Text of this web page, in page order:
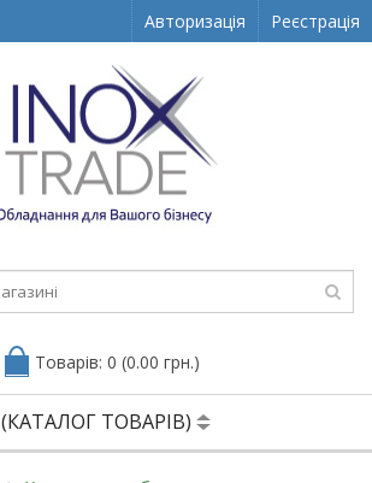
Авторизація Реєстрація
Товарів: 0 (0.00 грн.)
(КАТАЛОГ ТОВАРІВ)